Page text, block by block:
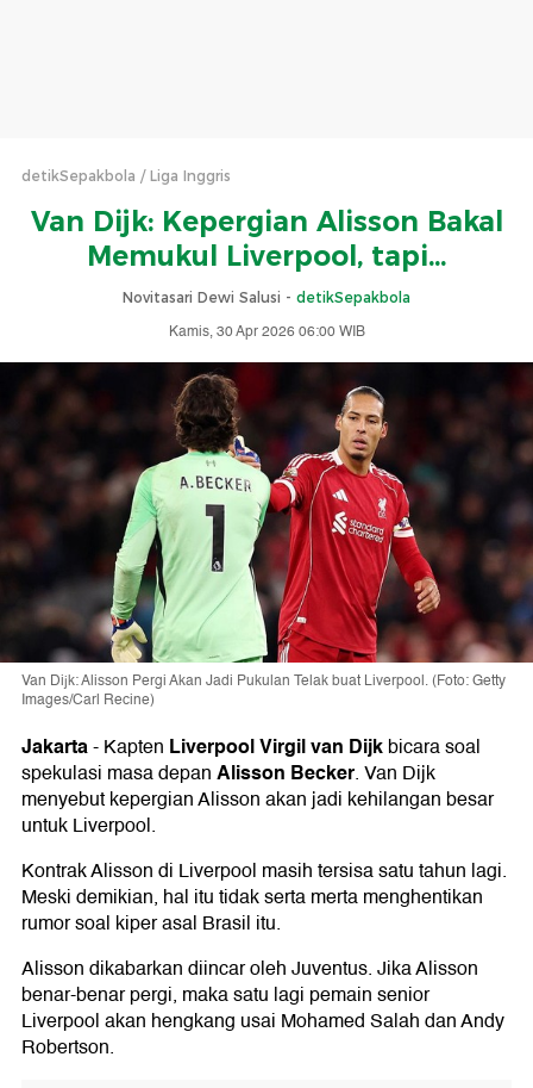
detikSepakbola Liga Inggris
Van Dijk: Kepergian Alisson Bakal
Memukul Liverpool, tapi...
Novitasari Dewi Salusi - detikSepakbola
Kamis, 30 Apr 2026 06:00 WIB
Van Dijk: Alisson Pergi Akan Jadi Pukulan Telak buat Liverpool. (Foto: Getty
Images/Carl Recine)
Jakarta-Kapten LiverpoolVirgil van Dijkbicara soal
spekulasi masa depanAlisson Becker. Van Dijk
menyebut kepergian Alisson akan jadi kehilangan besar
untuk Liverpool.
Kontrak Alisson di Liverpool masih tersisa satu tahun lagi.
Meski demikian, hal itu tidak serta merta menghentikan
rumor soal kiper asal Brasil itu.
Alisson dikabarkan diincar oleh Juventus. Jika Alisson
benar-benar pergi, maka satu lagi pemain senior
Liverpool akan hengkang usai Mohamed Salah dan Andy
Robertson.